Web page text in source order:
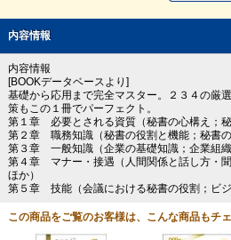
内容情報
内容情報
[BOOKデータベースより]
基礎から応用まで完全マスター。２３４の厳
策もこの１冊でパーフェクト。
第１章 必要とされる資質（秘書の心構え；秘
第２章 職務知識（秘書の役割と機能；秘書の
第３章 一般知識（企業の基礎知識；企業組
第４章 マナー・接遇（人間関係と話し方・
ほか）
第５章 技能（会議における秘書の役割；ビ
この商品をご覧のお客様は、こんな商品もチ